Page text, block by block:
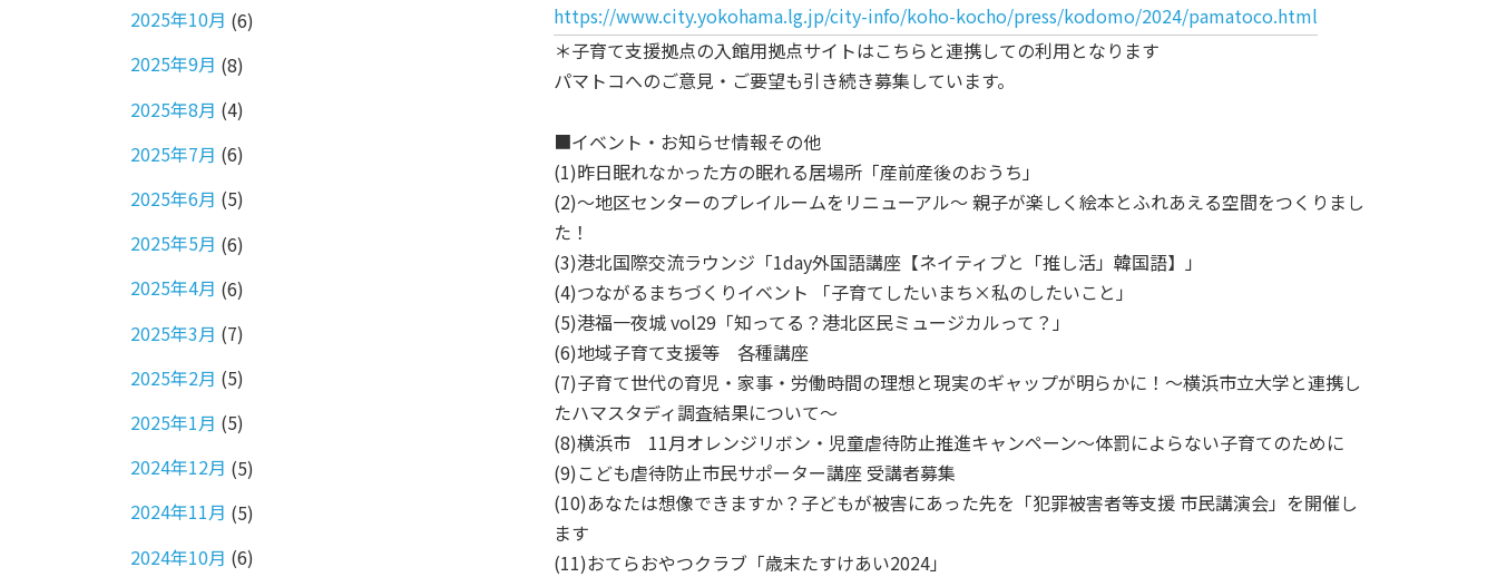
https://www.city.yokohama.lg.jp/city-info/koho-kocho/press/kodomo/2024/pamatoco.html
＊子育て支援拠点の入館用拠点サイトはこちらと連携しての利用となります
パマトコへのご意見・ご要望も引き続き募集しています。
■イベント・お知らせ情報その他
(1)昨日眠れなかった方の眠れる居場所「産前産後のおうち」
(2)～地区センターのプレイルームをリニューアル～ 親子が楽しく絵本とふれあえる空間をつくりまし
た！
(3)港北国際交流ラウンジ「1day外国語講座【ネイティブと「推し活」韓国語】」
(4)つながるまちづくりイベント 「子育てしたいまち×私のしたいこと」
(5)港福一夜城 vol29「知ってる？港北区民ミュージカルって？」
(6)地域子育て支援等 各種講座
(7)子育て世代の育児・家事・労働時間の理想と現実のギャップが明らかに！～横浜市立大学と連携し
たハマスタディ調査結果について～
(8)横浜市 11月オレンジリボン・児童虐待防止推進キャンペーン～体罰によらない子育てのために
(9)こども虐待防止市民サポーター講座 受講者募集
(10)あなたは想像できますか？子どもが被害にあった先を「犯罪被害者等支援 市民講演会」を開催し
ます
(11)おてらおやつクラブ「歳末たすけあい2024」
2025年10月 (6)
2025年9月 (8)
2025年8月 (4)
2025年7月 (6)
2025年6月 (5)
2025年5月 (6)
2025年4月 (6)
2025年3月 (7)
2025年2月 (5)
2025年1月 (5)
2024年12月 (5)
2024年11月 (5)
2024年10月 (6)